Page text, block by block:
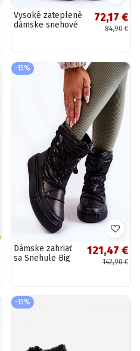
Vysoké zateplené
dámske snehové
72,17 €
84,90 €
-15%
Dámske zahriať
sa Snehule Big
121,47 €
142,90 €
-15%